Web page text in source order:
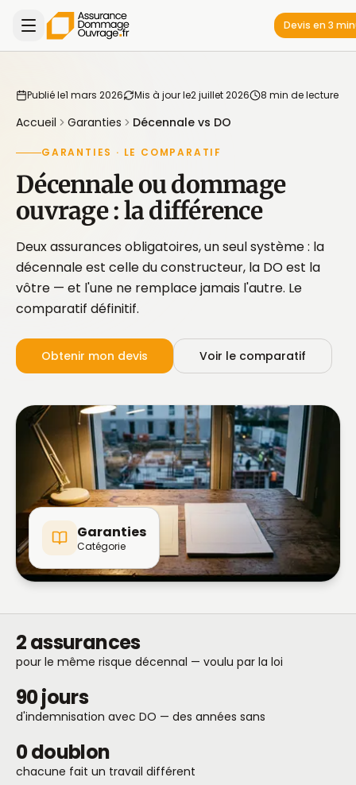
Devis en 3
Publié le1 mars 2026 Mis à jour le2 juillet 2026 8 min de lecture
Accueil Garanties Décennale vs DO
GARANTIES · LE COMPARATIF
Décennale ou dommage
ouvrage : la différence
Deux assurances obligatoires, un seul système : la
décennale est celle du constructeur, la DO est la
vôtre — et l'une ne remplace jamais l'autre. Le
comparatif définitif.
Obtenir mon devis Voir le comparatif
Garanties
Catégorie
2 assurances
pour le même risque décennal — voulu par la loi
90 jours
d'indemnisation avec DO — des années sans
0 doublon
chacune fait un travail différent